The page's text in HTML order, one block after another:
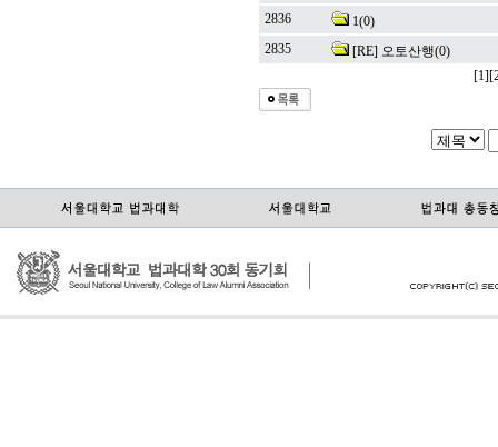
2836
1(0)
2835
[RE] 오토산행(0)
[1]